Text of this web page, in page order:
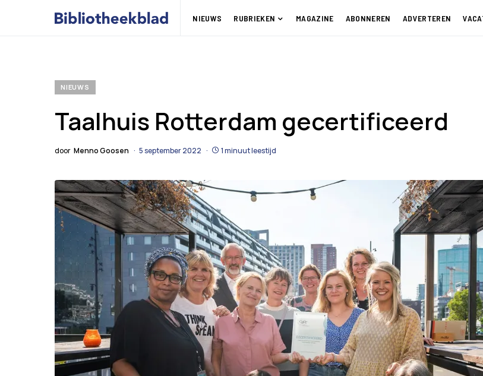
NIEUWS RUBRIEKEN MAGAZINE ABONNEREN ADVERTEREN
NIEUWS
Taalhuis Rotterdam gecertificeerd
door Menno Goosen 5 september 2022 1 minuut leestijd